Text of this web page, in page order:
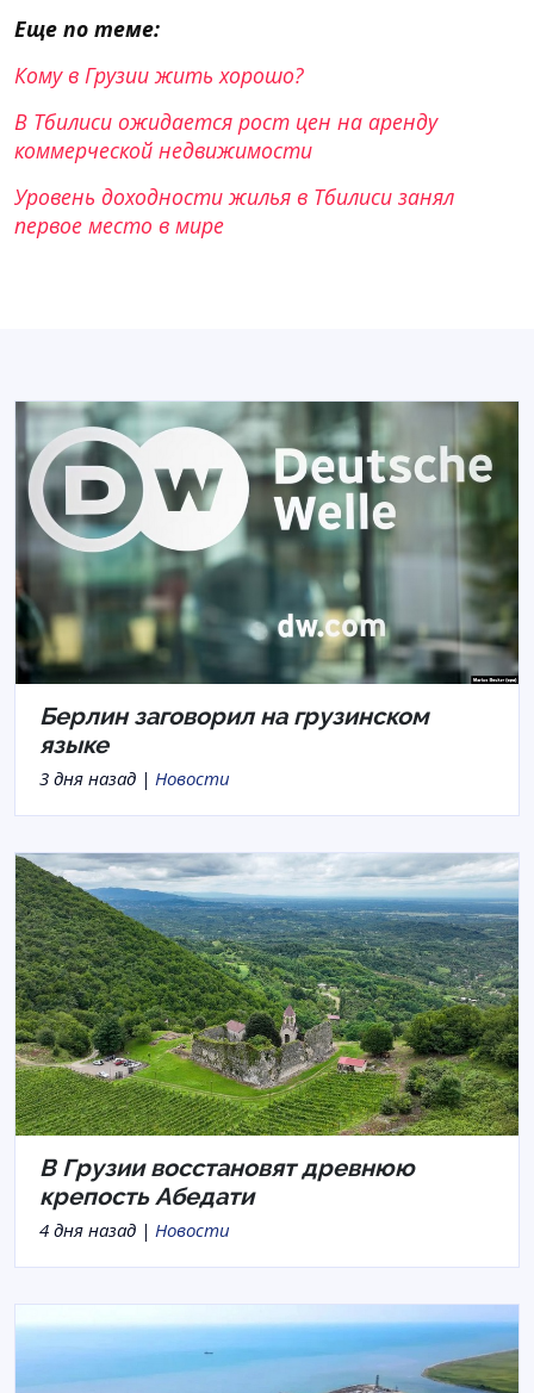
Еще по теме:
Кому в Грузии жить хорошо?
В Тбилиси ожидается рост цен на аренду
коммерческой недвижимости
Уровень доходности жилья в Тбилиси занял
первое место в мире
Берлин заговорил на грузинском
языке
3 дня назад | Новости
В Грузии восстановят древнюю
крепость Абедати
4 дня назад | Новости